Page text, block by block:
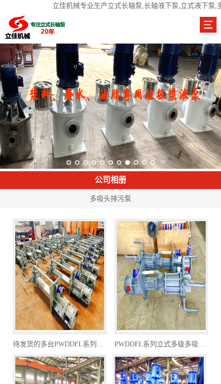
立佳机械专业生产立式长轴泵,长轴液下泵,立式液下
公司相册
多吸头排污泵
待发货的多台PWDDFL系列多吸头排污泵 PWDDFL系列立式多级多吸头排污泵